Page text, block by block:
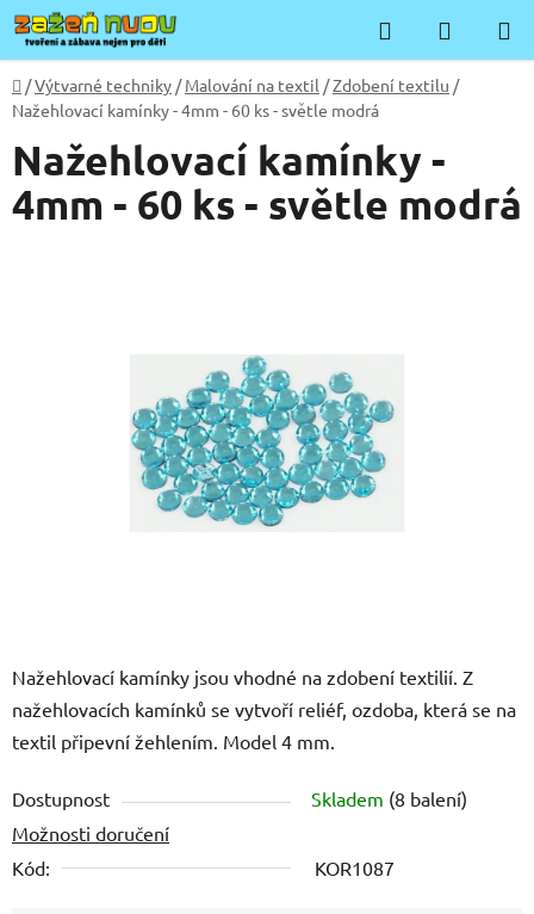
Přejít
na
obsah
Hledat
KOŠÍK
Domů
/Výtvarné techniky / Malování na textil /Zdobení textilu /
Nažehlovací kamínky - 4mm - 60 ks - světle modrá
Nažehlovací kamínky jsou vhodné na zdobení textilií. Z
nažehlovacích kamínků se vytvoří reliéf, ozdoba, která se na
textil připevní žehlením. Model 4 mm.
Dostupnost Skladem (8 balení)
Možnosti doručení
Kód:
KOR1087
Nažehlovací kamínky -
4mm - 60 ks - světle modrá